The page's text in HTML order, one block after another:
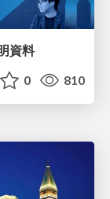
資料
0 810